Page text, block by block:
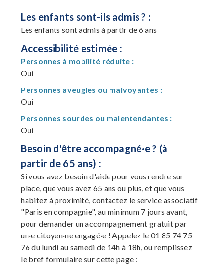
Les enfants sont-ils admis ? :
Les enfants sont admis à partir de 6 ans
Accessibilité estimée :
Personnes à mobilité réduite :
Oui
Personnes aveugles ou malvoyantes :
Oui
Personnes sourdes ou malentendantes :
Oui
Besoin d'être accompagné·e ? (à
partir de 65 ans) :
Si vous avez besoin d'aide pour vous rendre sur
place, que vous avez 65 ans ou plus, et que vous
habitez à proximité, contactez le service associatif
"Paris en compagnie", au minimum 7 jours avant,
pour demander un accompagnement gratuit par
un·e citoyen·ne engagé·e ! Appelez le 01 85 74 75
76 du lundi au samedi de 14h à 18h, ou remplissez
le bref formulaire sur cette page :